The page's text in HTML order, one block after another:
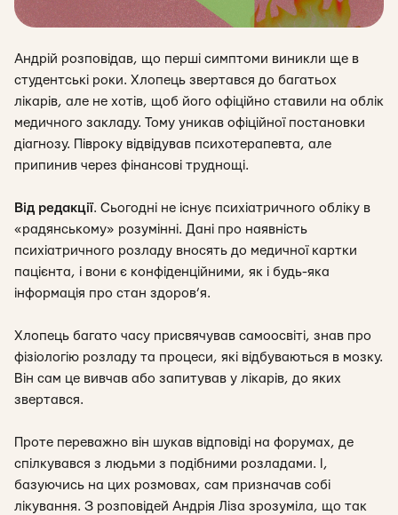
Андрій розповідав, що перші симптоми виникли ще в
студентські роки. Хлопець звертався до багатьох
лікарів, але не хотів, щоб його офіційно ставили на облік
медичного закладу. Тому уникав офіційної постановки
діагнозу. Півроку відвідував психотерапевта, але
припинив через фінансові труднощі.
Від редакції. Сьогодні не існує психіатричного обліку в
«радянському» розумінні. Дані про наявність
психіатричного розладу вносять до медичної картки
пацієнта, і вони є конфіденційними, як і будь-яка
інформація про стан здоров’я.
Хлопець багато часу присвячував самоосвіті, знав про
фізіологію розладу та процеси, які відбуваються в мозку.
Він сам це вивчав або запитував у лікарів, до яких
звертався.
Проте переважно він шукав відповіді на форумах, де
спілкувався з людьми з подібними розладами. І,
базуючись на цих розмовах, сам призначав собі
лікування. З розповідей Андрія Ліза зрозуміла, що так